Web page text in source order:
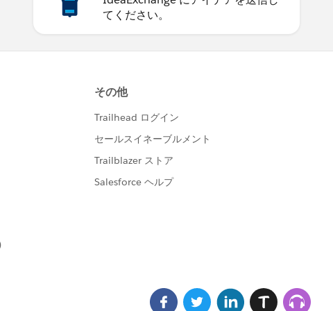
てください。